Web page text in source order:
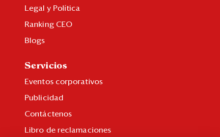
Legal y Política
Ranking CEO
Blogs
Servicios
Eventos corporativos
Publicidad
Contáctenos
Libro de reclamaciones